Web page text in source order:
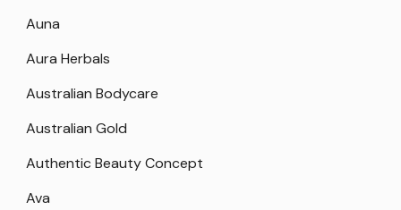
Auna
Aura Herbals
Australian Bodycare
Australian Gold
Authentic Beauty Concept
Ava